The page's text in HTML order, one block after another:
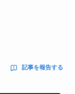
記事を報告する